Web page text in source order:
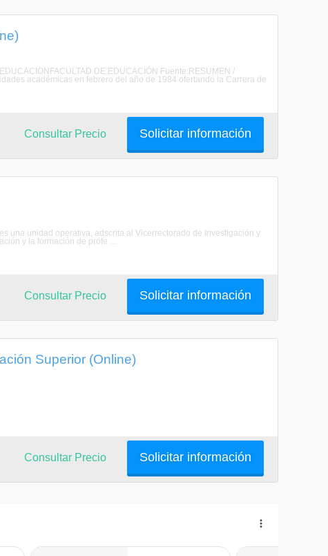
DE EDUCACIÓN Fuente:RESUMEN /
académicas en febrero del año de 1984 ofertando la Carrera de
Solicitar información
Consultar Precio
una unidad operativa, adscrita al Vicerrectorado de Investigación y
y la formación de profe ...
Solicitar información
Consultar Precio
Superior (Online)
Solicitar información
Consultar Precio